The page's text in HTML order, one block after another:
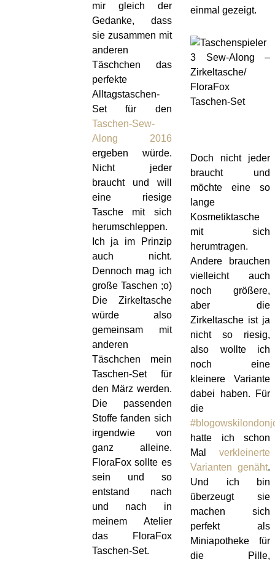
mir gleich der
Gedanke, dass
sie zusammen mit
anderen
Täschchen das
perfekte
Alltagstaschen-
Set für den
Taschen-Sew-
Along 2016
ergeben würde.
Nicht jeder
braucht und will
eine riesige
Tasche mit sich
herumschleppen.
Ich ja im Prinzip
auch nicht.
Dennoch mag ich
große Taschen ;o)
Die Zirkeltasche
würde also
gemeinsam mit
anderen
Täschchen mein
Taschen-Set für
den März werden.
Die passenden
Stoffe fanden sich
irgendwie von
ganz alleine.
FloraFox sollte es
sein und so
entstand nach
und nach in
meinem Atelier
das FloraFox
Taschen-Set.
einmal gezeigt.
Doch nicht jeder
braucht und
möchte eine so
lange
Kosmetiktasche
mit sich
herumtragen.
Andere brauchen
vielleicht auch
noch größere,
aber die
Zirkeltasche ist ja
nicht so riesig,
also wollte ich
noch eine
kleinere Variante
dabei haben. Für
die
hatte ich schon
Malverkleinerte
Varianten genäht.
Und ich bin
überzeugt sie
machen sich
perfekt als
Miniapotheke für
die Pille,